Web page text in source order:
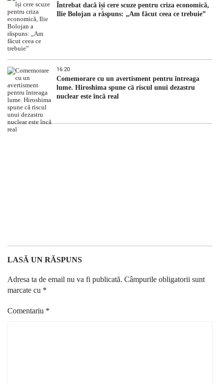
Întrebat dacă își cere scuze pentru criza economică,
Ilie Bolojan a răspuns: „Am făcut ceea ce trebuie”
16:20
Comemorare cu un avertisment pentru întreaga
lume. Hiroshima spune că riscul unui dezastru
nuclear este încă real
LASĂ UN RĂSPUNS
Adresa ta de email nu va fi publicată. Câmpurile obligatorii sunt
marcate cu *
Comentariu *